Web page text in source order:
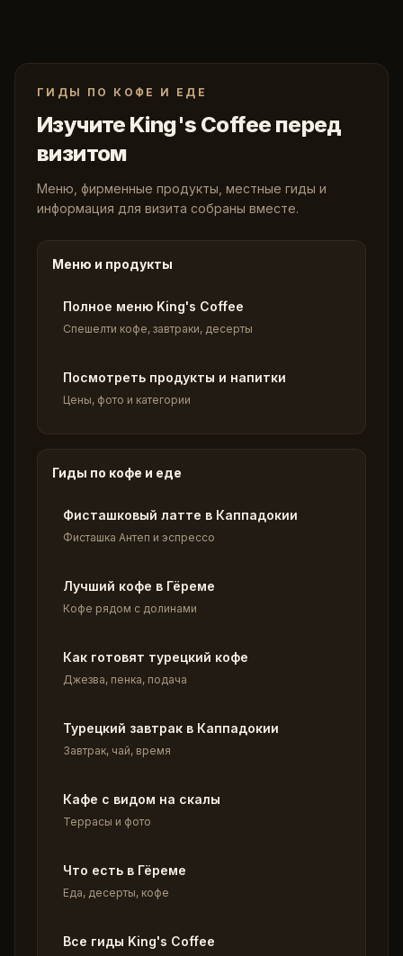
ГИДЫ ПО КОФЕ И ЕДЕ
Изучите King's Coffee перед
визитом
Меню, фирменные продукты, местные гиды и
информация для визита собраны вместе.
Меню и продукты
Полное меню King's Coffee
Спешелти кофе, завтраки, десерты
Посмотреть продукты и напитки
Цены, фото и категории
Гиды по кофе и еде
Фисташковый латте в Каппадокии
Фисташка Антеп и эспрессо
Лучший кофе в Гёреме
Кофе рядом с долинами
Как готовят турецкий кофе
Джезва, пенка, подача
Турецкий завтрак в Каппадокии
Завтрак, чай, время
Кафе с видом на скалы
Террасы и фото
Что есть в Гёреме
Еда, десерты, кофе
Все гиды King's Coffee